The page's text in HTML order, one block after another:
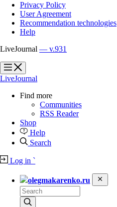
Privacy Policy
User Agreement
Recommendation technologies
Help
LiveJournal — v.931
?
?
LiveJournal
Find more
Communities
RSS Reader
Shop
Help
Search
Log in `
olegmakarenko.ru